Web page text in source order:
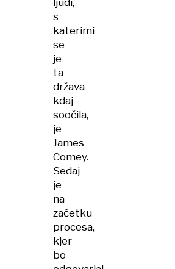
ljudi,
s
katerimi
se
je
ta
država
kdaj
soočila,
je
James
Comey.
Sedaj
je
na
začetku
procesa,
kjer
bo